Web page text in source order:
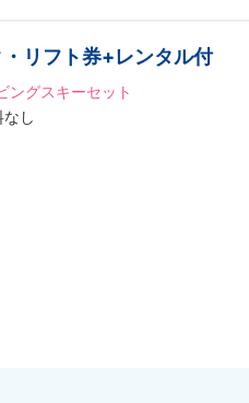
リフト券+レンタル付
ングスキーセット
し